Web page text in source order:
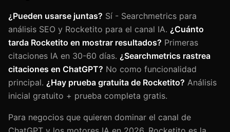
¿Pueden usarse juntas? Sí - Searchmetrics para
análisis SEO y Rocketito para el canal IA. ¿Cuánto
tarda Rocketito en mostrar resultados? Primeras
citaciones IA en 30-60 días. ¿Searchmetrics rastrea
citaciones en ChatGPT? No como funcionalidad
principal. ¿Hay prueba gratuita de Rocketito? Análisis
inicial gratuito + prueba completa gratis.
Para negocios que quieren dominar el canal de